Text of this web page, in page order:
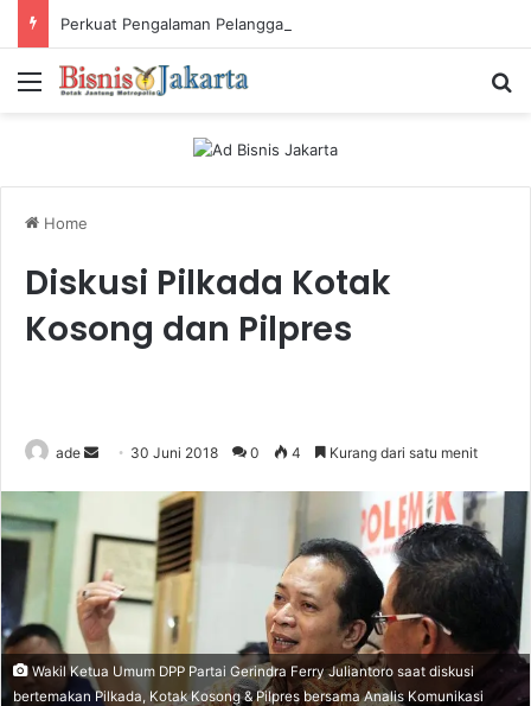
Menu
Home
Diskusi Pilkada Kotak
Kosong dan Pilpres
ade
d
n
e
m
a
30 Juni 2018 0 4 Kurang dari satu menit
Wakil Ketua Umum DPP Partai Gerindra Ferry Juliantoro saat diskusi
bertemakan Pilkada, Kotak Kosong & Pilpres bersama Analis Komunikasi